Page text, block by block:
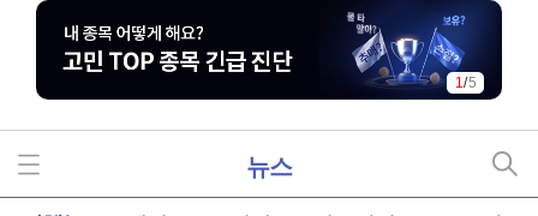
2/5
뉴스